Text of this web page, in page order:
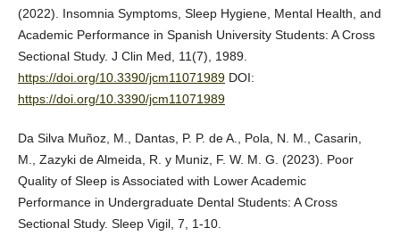
(2022). Insomnia Symptoms, Sleep Hygiene, Mental Health, and
Academic Performance in Spanish University Students: A Cross
Sectional Study. J Clin Med, 11(7), 1989.
https://doi.org/10.3390/jcm11071989DOI:
https://doi.org/10.3390/jcm11071989
Da Silva Muñoz, M., Dantas, P. P. de A., Pola, N. M., Casarin,
M., Zazyki de Almeida, R. y Muniz, F. W. M. G. (2023). Poor
Quality of Sleep is Associated with Lower Academic
Performance in Undergraduate Dental Students: A Cross
Sectional Study. Sleep Vigil, 7, 1-10.